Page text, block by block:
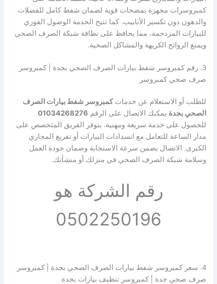
كمبروسرات مجهزة بمضخات قوية لضمان شفط كامل للفضلات
والدهون دون تكسير الأنابيب. كما تتيح الخدمة الوصول الفوري
للبيارات المزدحمة، مما يحافظ على نظافة شبكة الصرف الصحي
ويمنع الروائح الكريهة والمشاكل الصحية.
3. رقم كمبروسر شفط بيارات الصرف الصحي بجدة | كمبروسر
صرف صحي كمبروسر
للطلب أو الاستعلام عن خدماتكمبروسر شفط بيارات الصرف
الصحي بجدة يمكنك الاتصال على الرقم 01034268276
للحصول على خدمة سريعة ومهنية. يتوفر الفريق المتخصص على
مدار الساعة للتعامل مع انسدادات البيارات أو تفريغ المجاري
الكبرى. الاتصال يضمن سرعة الاستجابة وضمان جودة العمل
وسلامة شبكة الصرف الصحي في منزلك أو منشأتك.
رقم الشركة هو
0502250196
4. سعر كمبروسر شفط بيارات الصرف الصحي بجدة | كمبروسر
صرف صحي جدة | كمبروسر تنظيف بيارات بجدة